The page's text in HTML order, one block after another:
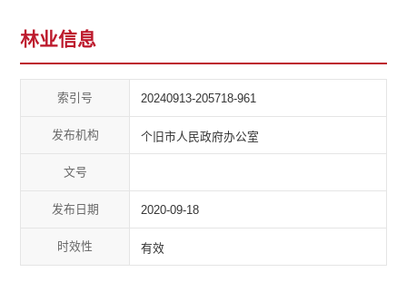
林业信息
索引号 20240913-205718-961
发布机构 个旧市人民政府办公室
文号
发布日期 2020-09-18
时效性 有效